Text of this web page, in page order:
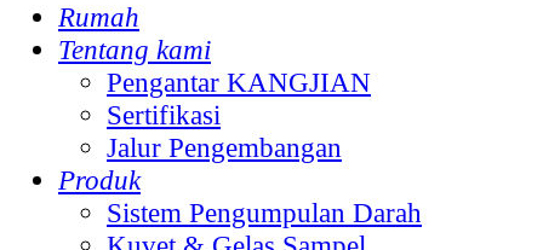
Rumah
Tentang kami
Pengantar KANGJIAN
Sertifikasi
Jalur Pengembangan
Produk
Sistem Pengumpulan Darah